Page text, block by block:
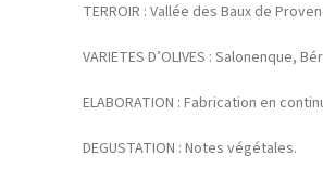
TERROIR : Vallée des Baux de
VARIETES D’OLIVES : Salonenque,
ELABORATION : Fabrication en
DEGUSTATION : Notes végétales.